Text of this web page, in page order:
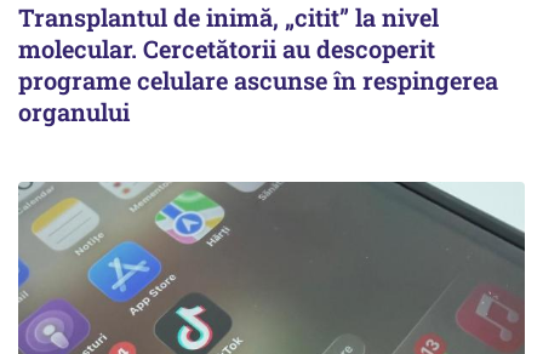
Transplantul de inimă, „citit” la nivel
molecular. Cercetătorii au descoperit
programe celulare ascunse în respingerea
organului